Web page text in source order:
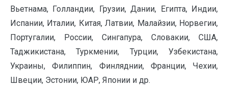
Вьетнама, Голландии, Грузии, Дании, Египта, Индии,
Испании, Италии, Китая, Латвии, Малайзии, Норвегии,
Португалии, России, Сингапура, Словакии, США,
Таджикистана, Туркмении, Турции, Узбекистана,
Украины, Филиппин, Финляднии, Франции, Чехии,
Швеции, Эстонии, ЮАР, Японии и др.